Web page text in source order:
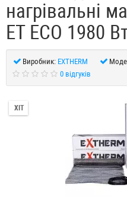
нагрівальні
ЕТ ЕСО 1980
Виробник: EXTHERM
0 відгуків
ХІТ